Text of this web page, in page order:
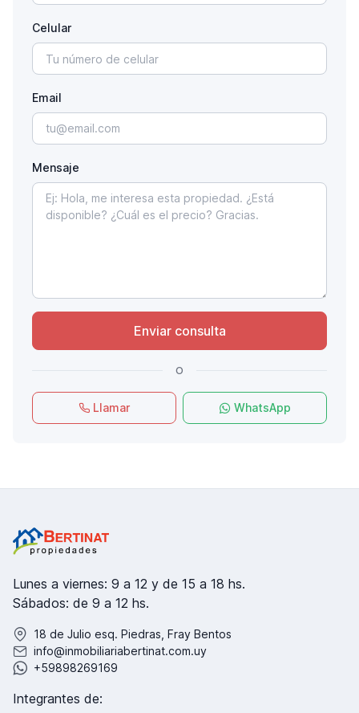
Celular
Email
Mensaje
Enviar consulta
o
Llamar WhatsApp
Lunes a viernes: 9 a 12 y de 15 a 18 hs.
Sábados: de 9 a 12 hs.
18 de Julio esq. Piedras, Fray Bentos
info@inmobiliariabertinat.com.uy
+59898269169
Integrantes de: